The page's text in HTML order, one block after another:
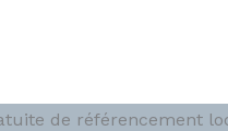
de référencement